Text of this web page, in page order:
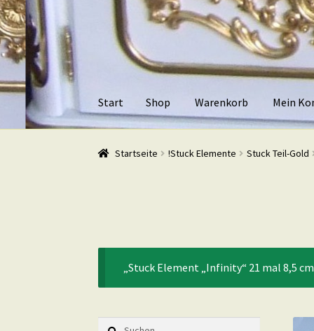
Zur
Navigation
springen
Zum
Inhalt
springen
Start Shop Warenkorb Mein
Start ShopWarenkorb Mein Konto Kasse
Startseite !Stuck Elemente Stuck Teil-Gold
„Stuck Element „Infinity“ 21 mal 8,5
Suchen